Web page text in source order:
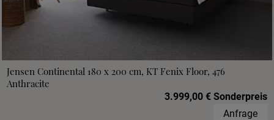
Jensen Continental 180 x 200 cm, KT Fenix Floor, 476
Anthracite
3.999,00 € Sonderpreis
Anfrage